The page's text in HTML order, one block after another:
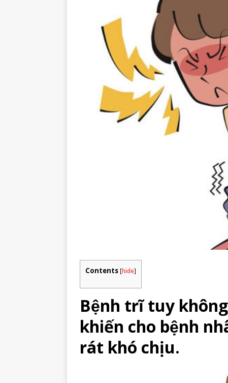
Contents [hide]
Bệnh trĩ tuy
khiến cho bệnh
rát khó chịu.